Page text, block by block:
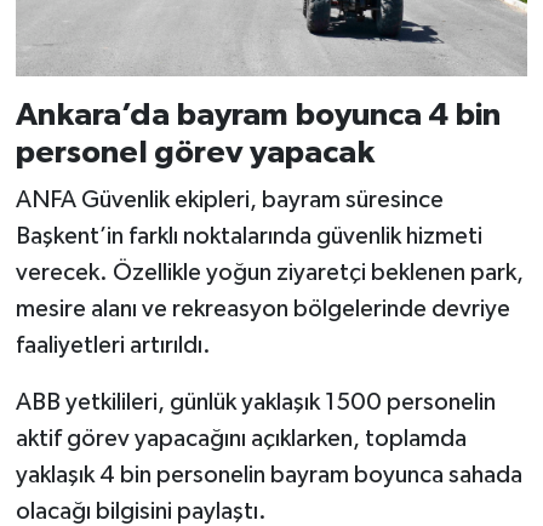
Ankara’da bayram boyunca 4 bin
personel görev yapacak
ANFA Güvenlik ekipleri, bayram süresince
Başkent’in farklı noktalarında güvenlik hizmeti
verecek. Özellikle yoğun ziyaretçi beklenen park,
mesire alanı ve rekreasyon bölgelerinde devriye
faaliyetleri artırıldı.
ABB yetkilileri, günlük yaklaşık 1500 personelin
aktif görev yapacağını açıklarken, toplamda
yaklaşık 4 bin personelin bayram boyunca sahada
olacağı bilgisini paylaştı.